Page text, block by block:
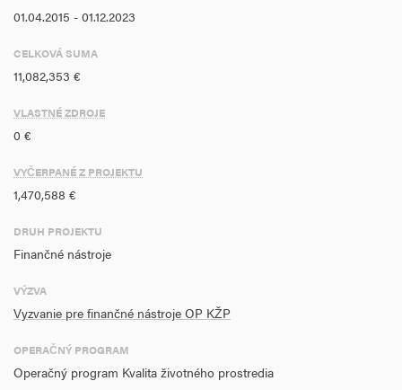
01.04.2015 - 01.12.2023
CELKOVÁ SUMA
11,082,353 €
VLASTNÉ ZDROJE
0 €
VYČERPANÉ Z PROJEKTU
1,470,588 €
DRUH PROJEKTU
Finančné nástroje
VÝZVA
Vyzvanie pre finančné nástroje OP KŽP
OPERAČNÝ PROGRAM
Operačný program Kvalita životného prostredia